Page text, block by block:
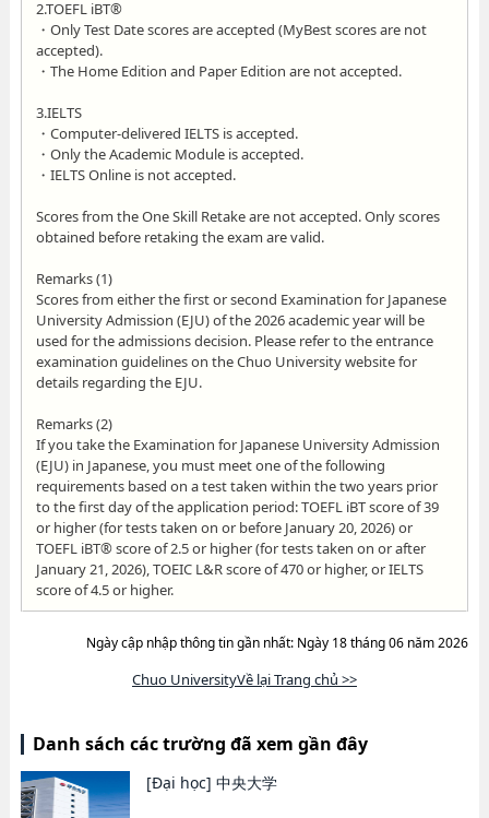
2.TOEFL iBT®
・Only Test Date scores are accepted (MyBest scores are not
accepted).
・The Home Edition and Paper Edition are not accepted.
3.IELTS
・Computer-delivered IELTS is accepted.
・Only the Academic Module is accepted.
・IELTS Online is not accepted.
Scores from the One Skill Retake are not accepted. Only scores
obtained before retaking the exam are valid.
Remarks (1)
Scores from either the first or second Examination for Japanese
University Admission (EJU) of the 2026 academic year will be
used for the admissions decision. Please refer to the entrance
examination guidelines on the Chuo University website for
details regarding the EJU.
Remarks (2)
If you take the Examination for Japanese University Admission
(EJU) in Japanese, you must meet one of the following
requirements based on a test taken within the two years prior
to the first day of the application period: TOEFL iBT score of 39
or higher (for tests taken on or before January 20, 2026) or
TOEFL iBT® score of 2.5 or higher (for tests taken on or after
January 21, 2026), TOEIC L&R score of 470 or higher, or IELTS
score of 4.5 or higher.
Ngày cập nhập thông tin gần nhất: Ngày 18 tháng 06 năm 2026
Chuo UniversityVề lại Trang chủ >>
Danh sách các trường đã xem gần đây
[Đại học] 中央大学